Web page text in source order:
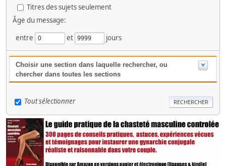
Titres des sujets seulement
Âge du message:
entre
et jours
Choisir une section dans laquelle rechercher, ou
chercher dans toutes les sections
Tout sélectionner